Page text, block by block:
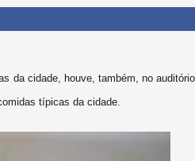
da cidade, houve, também, no
típicas da cidade.